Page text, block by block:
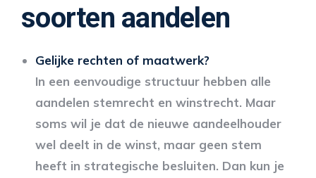
soorten aandelen
Gelijke rechten of maatwerk?
In een eenvoudige structuur hebben alle
aandelen stemrecht en winstrecht. Maar
soms wil je dat de nieuwe aandeelhouder
wel deelt in de winst, maar geen stem
heeft in strategische besluiten. Dan kun je